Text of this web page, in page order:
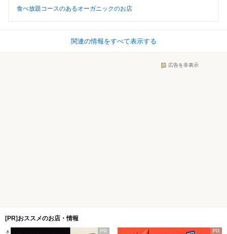
食べ放題コースのあるオーガニックのお店
関連の情報をすべて表示する
広告を非表示
[PR]おススメのお店・情報
PR PR